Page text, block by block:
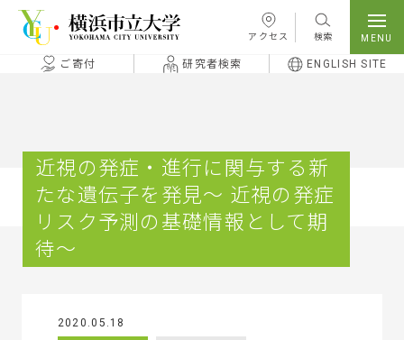
本文へ移動
アクセス 検索
ご寄付 研究者検索 ENGLISH SITE
近視の発症・進行に関与する新
たな遺伝子を発見～ 近視の発症
リスク予測の基礎情報として期
待～
2020.05.18